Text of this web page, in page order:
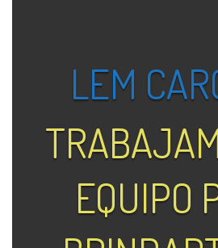
LEM
EQUIPO